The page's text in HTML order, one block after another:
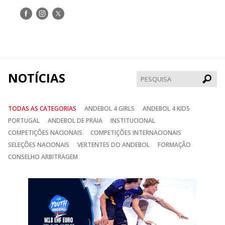
Siga-Siga-Siga-
NOTÍCIAS
TODAS AS CATEGORIAS ANDEBOL 4 GIRLS
ANDEBOL 4 KIDS
PORTUGAL
ANDEBOL DE PRAIA
INSTITUCIONAL
COMPETIÇÕES NACIONAIS
COMPETIÇÕES INTERNACIONAIS
SELEÇÕES NACIONAIS
VERTENTES DO ANDEBOL
FORMAÇÃO
CONSELHO ARBITRAGEM